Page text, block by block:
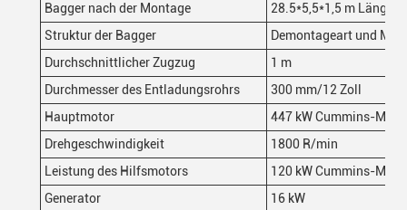
Bagger nach der Montage
28.5*5,5*1,5 m Länge
Struktur der Bagger
Demontageart und
Durchschnittlicher Zugzug
1 m
Durchmesser des Entladungsrohrs
300 mm/12 Zoll
Hauptmotor
447 kW Cummins-
Drehgeschwindigkeit
1800 R/min
Leistung des Hilfsmotors
120 kW Cummins-
Generator
16 kW